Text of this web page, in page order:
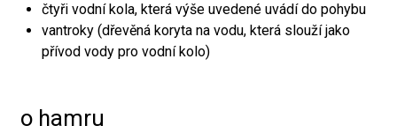
čtyři vodní kola, která výše uvedené uvádí do pohybu
vantroky (dřevěná koryta na vodu, která slouží jako
přívod vody pro vodní kolo)
o hamru